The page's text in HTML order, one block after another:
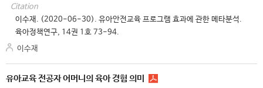
Citation
이수재. (2020-06-30). 유아안전교육 프로그램 효과에 관한 메타분석.
육아정책연구, 14권 1호 73-94.
이수재
유아교육 전공자 어머니의 육아 경험 의미